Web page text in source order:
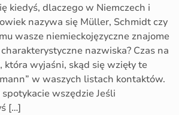
kiedyś, dlaczego w Niemczech i
nazywa się Müller, Schmidt czy
wasze niemieckojęzyczne znajome
nazwiska? Czas na
która wyjaśni, skąd się wzięły te
w waszych listach kontaktów.
wszędzie Jeśli
[…]